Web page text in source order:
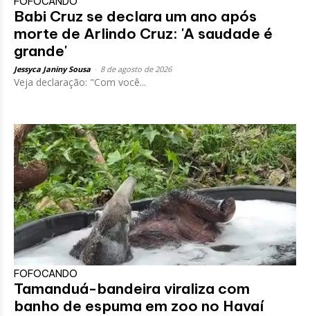
Babi Cruz se declara um ano após
morte de Arlindo Cruz: 'A saudade é
grande'
Jessyca Janiny Sousa 8 de agosto de 2026
Veja declaração: "Com você...
FOFOCANDO
Tamanduá-bandeira viraliza com
banho de espuma em zoo no Havaí